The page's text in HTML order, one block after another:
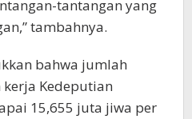
tantangan yang
tambahnya.
bahwa jumlah
kerja Kedeputian
15,655 juta jiwa per